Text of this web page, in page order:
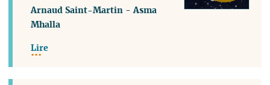
Arnaud Saint-Martin -Asma
Mhalla
Lire